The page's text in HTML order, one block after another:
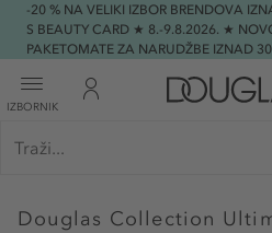
-20 % NA VELIKI IZBOR BRENDOVA
S BEAUTY CARD ★ 8.-9.8.2026. ★
PAKETOMATE ZA NARUDŽBE IZNAD
IZBORNIK
Douglas Collection